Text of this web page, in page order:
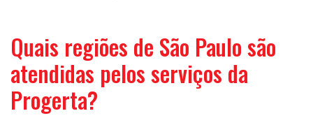
Quais regiões de São Paulo são
atendidas pelos serviços da
Progerta?